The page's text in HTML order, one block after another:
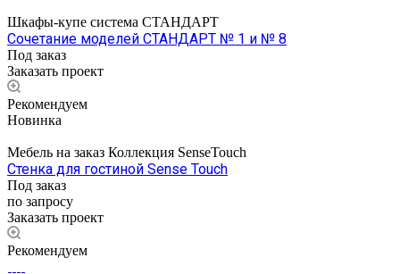
Шкафы-купе система СТАНДАРТ
Сочетание моделей СТАНДАРТ № 1 и № 8
Под заказ
Заказать проект
Рекомендуем
Новинка
Мебель на заказ Коллекция SenseTouch
Стенка для гостиной Sense Touch
Под заказ
по запросу
Заказать проект
Рекомендуем